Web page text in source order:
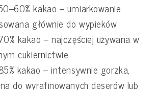
kakao – umiarkowanie
głównie do wypieków
kakao – najczęściej używana w
cukiernictwie
kakao – intensywnie gorzka,
do wyrafinowanych deserów lub